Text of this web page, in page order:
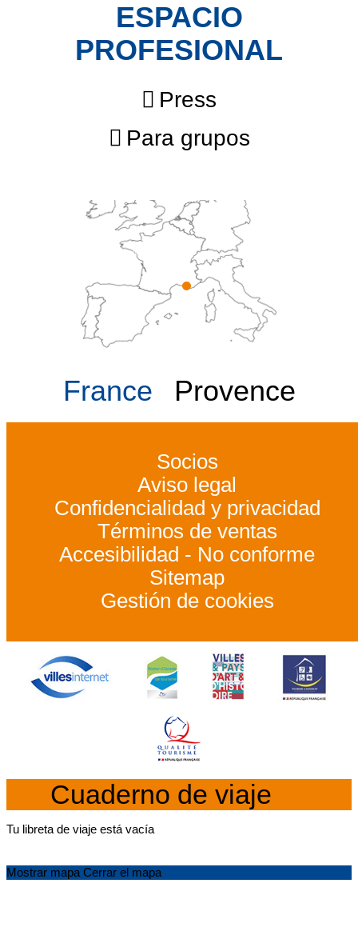
ESPACIO
PROFESIONAL
Press
Para grupos
France Provence
Socios
Aviso legal
Confidencialidad y privacidad
Términos de ventas
Accesibilidad - No conforme
Sitemap
Gestión de cookies
Cuaderno de viaje
Tu libreta de viaje está vacía
Mostrar mapa Cerrar el mapa